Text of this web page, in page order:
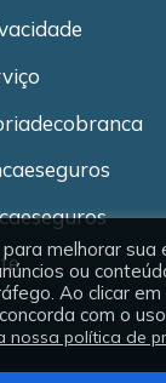
melhorar sua
ou
Ao clicar
com o
nossa política de